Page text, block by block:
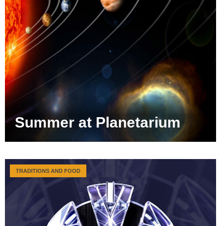
Summer at Planetarium
TRADITIONS AND FOOD